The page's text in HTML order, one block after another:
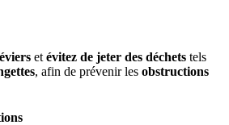
et évitez de jeter des déchets tels
, afin de prévenir les obstructions